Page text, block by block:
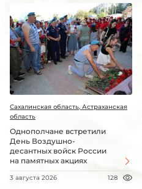
Сахалинская область, Астраханская
область
Однополчане встретили
День Воздушно-
десантных войск России
на памятных акциях
3 августа 2026 128